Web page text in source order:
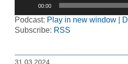
00:00
Podcast: Play in new window
Subscribe: RSS
31.03.2024